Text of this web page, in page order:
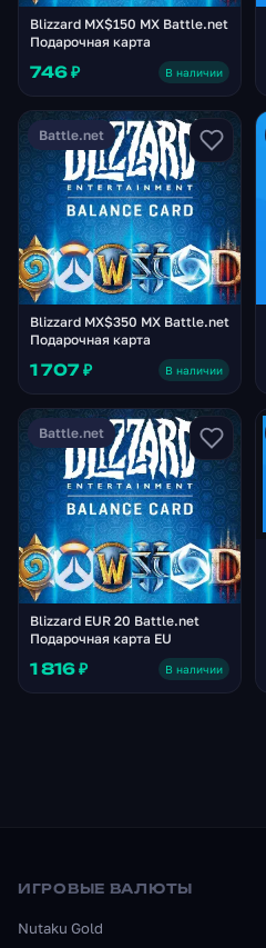
Blizzard MX$150 MX Battle.net
Подарочная карта
746 ₽ В наличии
Battle.net
Blizzard MX$350 MX Battle.net
Подарочная карта
1 707 ₽ В наличии
Battle.net
Blizzard EUR 20 Battle.net
Подарочная карта EU
1 816 ₽ В наличии
ИГРОВЫЕ ВАЛЮТЫ
Nutaku Gold